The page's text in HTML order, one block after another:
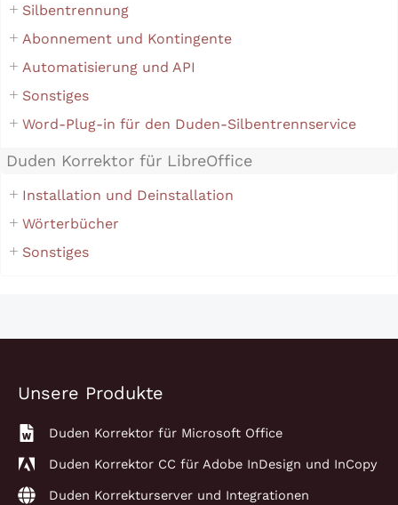
Silbentrennung
Abonnement und Kontingente
Automatisierung und API
Sonstiges
Word-Plug-in für den Duden-Silbentrennservice
Duden Korrektor für LibreOffice
Installation und Deinstallation
Wörterbücher
Sonstiges
Unsere Produkte
Duden Korrektor für Microsoft Office
Duden Korrektor CC für Adobe InDesign und InCopy
Duden Korrekturserver und Integrationen